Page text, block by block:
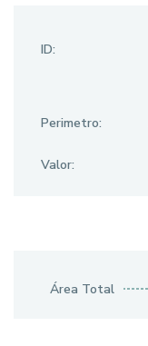
ID:
Perimetro:
Valor:
Área Total